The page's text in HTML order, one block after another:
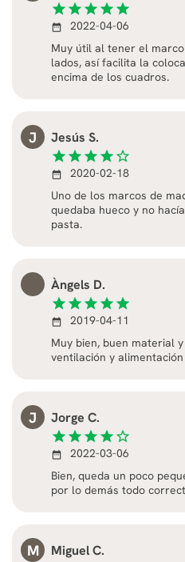
star star star star star
date_range
2022-04-06
Muy útil al tener el
lados, así facilita la
encima de los cuadros.
J Jesús S.
star star star star star_border
date_range
2020-02-18
Uno de los marcos de
quedaba hueco y no
pasta.
Àngels D.
star star star star star
date_range
2019-04-11
Muy bien, buen material
ventilación y
J Jorge C.
star star star star star_border
date_range
2022-03-06
Bien, queda un poco
por lo demás todo
M Miguel C.